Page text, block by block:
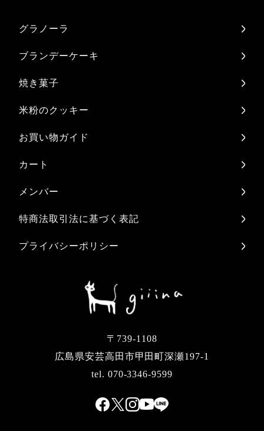
グラノーラ
ブランデーケーキ
焼き菓子
米粉のクッキー
お買い物ガイド
カート
メンバー
特商法取引法に基づく表記
プライバシーポリシー
〒739-1108
広島県安芸高田市甲田町深瀬197-1
tel. 070-3346-9599